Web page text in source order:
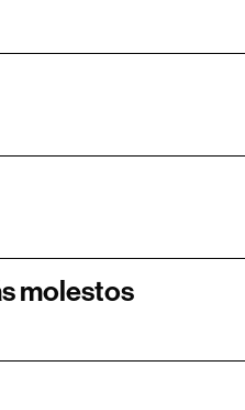
molestos